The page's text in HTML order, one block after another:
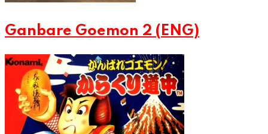
Ganbare Goemon 2 (ENG)